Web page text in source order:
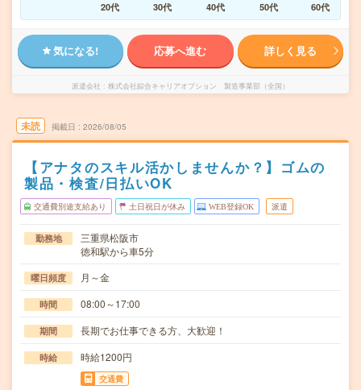
20代
30代 40代 50代 60代
気になる! 応募へ進む 詳しく見る
派遣会社 株式会社綜合キャリアオプション 製造事業部（全国）
未読 掲載日 2026/08/05
【アナタのスキル活かしませんか？】ゴムの
製品・検査/日払いOK
交通費別途支給あり 土日祝日が休み WEB登録OK 派遣
勤務地
三重県松阪市
徳和駅から車5分
曜日頻度 月～金
時間 08:00～17:00
期間 長期でお仕事できる方、大歓迎！
時給 時給1200円
交通費